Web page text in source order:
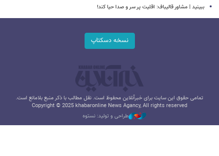
ببینید | مشاور قالیباف: اقلیت پر سر و صدا حیا کند!
نسخه دسکتاپ
تمامی حقوق این سایت برای خبرآنلاین محفوظ است. نقل مطالب با ذکر منبع بلامانع است.
Copyright © 2025 khabaronline News Agancy, All rights reserved
طراحی و تولید: نستوه